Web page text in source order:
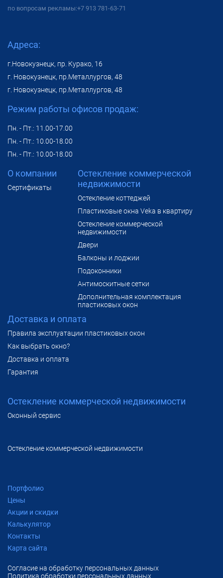
Адреса:
г.Новокузнецк, пр. Курако, 16
г. Новокузнецк, пр.Металлургов, 48
г. Новокузнецк, пр.Металлургов, 48
Режим работы офисов продаж:
Пн. - Пт.: 11.00-17.00
Пн. - Пт.: 10.00-18.00
Пн. - Пт.: 10.00-18.00
О компании
Сертификаты
Остекление коммерческой
недвижимости
Остекление коттеджей
Пластиковые окна Veka в квартиру
Остекление коммерческой
недвижимости
Двери
Балконы и лоджии
Подоконники
Антимоскитные сетки
Дополнительная комплектация
пластиковых окон
Доставка и оплата
Правила эксплуатации пластиковых окон
Как выбрать окно?
Доставка и оплата
Гарантия
Остекление коммерческой недвижимости
Оконный сервис
Остекление коммерческой недвижимости
по вопросам рекламы:+7 913 781-63-71
Портфолио
Цены
Акции и скидки
Калькулятор
Контакты
Карта сайта
Согласие на обработку персональных данных
Политика обработки персональных данных